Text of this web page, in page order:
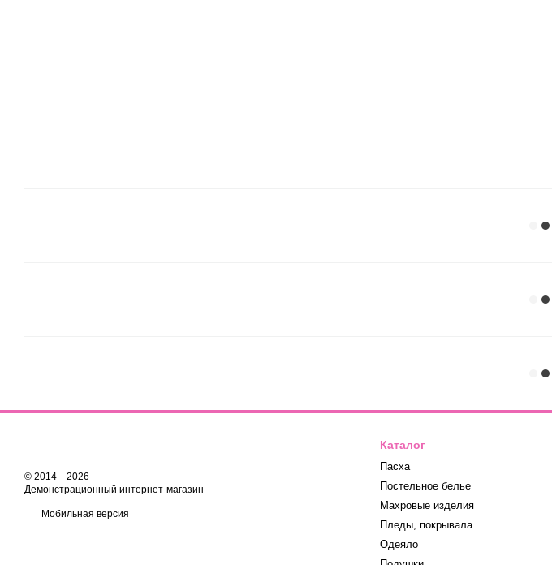
© 2014—2026
Демонстрационный интернет-магазин
Мобильная версия
Каталог
Пасха
Постельное белье
Махровые изделия
Пледы, покрывала
Одеяло